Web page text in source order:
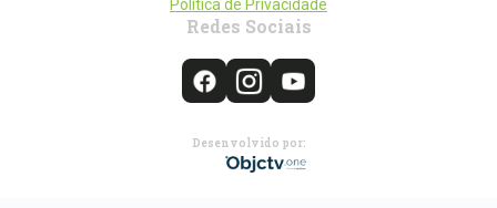
Política de Privacidade
Redes Sociais
Desenvolvido por: